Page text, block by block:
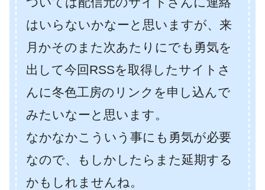
はいらないかなーと思いますが、来
月かそのまた次あたりにでも勇気を
出して今回RSSを取得したサイトさ
んに冬色工房のリンクを申し込んで
みたいなーと思います。
なかなかこういう事にも勇気が必要
なので、もしかしたらまた延期する
かもしれませんね。